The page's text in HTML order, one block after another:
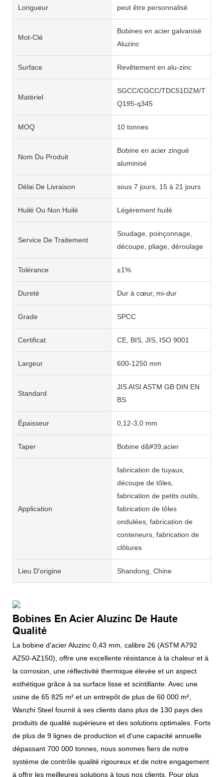
Longueur peut être personnalisé
Mot-Clé
Bobines en acier galvanisé
Aluzinc
Surface Revêtement en alu-zinc
Matériel
SGCC/CGCC/TDC51DZM/
Q195-q345
MOQ 10 tonnes
Nom Du Produit
Bobine en acier zingué
aluminisé
Délai De Livraison sous 7 jours, 15 à 21 jours
Huilé Ou Non Huilé Légèrement huilé
Service De Traitement
Soudage, poinçonnage,
découpe, pliage, déroulage
Tolérance ±1%
Dureté Dur à cœur, mi-dur
Grade SPCC
Certificat CE, BIS, JIS, ISO 9001
Largeur 600-1250 mm
Standard
JIS AISI ASTM GB DIN EN
BS
Épaisseur 0,12-3,0 mm
Taper Bobine d&#39;acier
Application
fabrication de tuyaux,
découpe de tôles,
fabrication de petits outils,
fabrication de tôles
ondulées, fabrication de
conteneurs, fabrication de
clôtures
Lieu D'origine Shandong, Chine
Bobines En Acier Aluzinc De Haute
Qualité
La bobine d'acier Aluzinc 0,43 mm, calibre 26 (ASTM A792
AZ50-AZ150), offre une excellente résistance à la chaleur et à
la corrosion, une réflectivité thermique élevée et un aspect
esthétique grâce à sa surface lisse et scintillante. Avec une
usine de 65 825 m² et un entrepôt de plus de 60 000 m²,
Wanzhi Steel fournit à ses clients dans plus de 130 pays des
produits de qualité supérieure et des solutions optimales. Forts
de plus de 9 lignes de production et d'une capacité annuelle
dépassant 700 000 tonnes, nous sommes fiers de notre
système de contrôle qualité rigoureux et de notre engagement
à offrir les meilleures solutions à tous nos clients. Pour plus